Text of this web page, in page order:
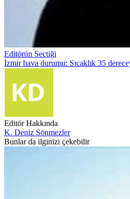
Editörün Seçtiği
İzmir hava durumu: Sıcaklık 35
Editör Hakkında
K. Deniz Sönmezler
Bunlar da ilginizi çekebilir